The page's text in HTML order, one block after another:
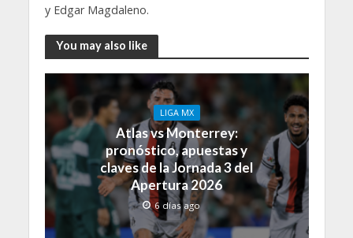
y Edgar Magdaleno.
You may also like
LIGA MX
Atlas vs Monterrey:
pronóstico, apuestas y
claves de la Jornada 3 del
Apertura 2026
6 días ago